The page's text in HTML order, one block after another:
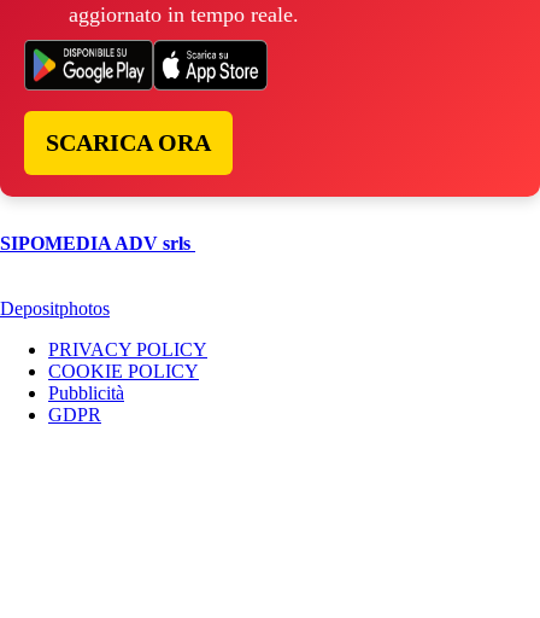
aggiornato in tempo reale.
SCARICA ORA
SIPOMEDIA ADV srls
Depositphotos
PRIVACY POLICY
COOKIE POLICY
Pubblicità
GDPR